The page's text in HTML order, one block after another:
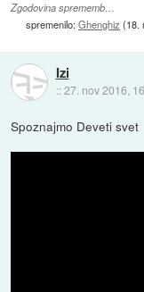
Zgodovina sprememb…
spremenilo:Ghenghiz (18.
Izi
::27. nov 2016,
Spoznajmo Deveti svet